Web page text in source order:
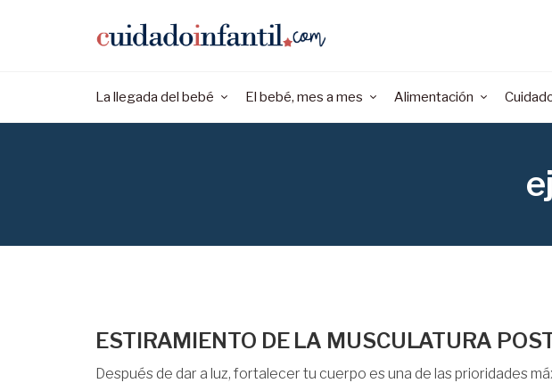
La llegada del bebé El bebé, mes a mes Alimentación
ESTIRAMIENTO DE LA MUSCULATURA
Después de dar a luz, fortalecer tu cuerpo es una de las prioridades